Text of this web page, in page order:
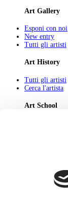
Art Gallery
Esponi con noi
New entry
Tutti gli artisti
Art History
Tutti gli artisti
Cerca l'artista
Art School
Newsletter